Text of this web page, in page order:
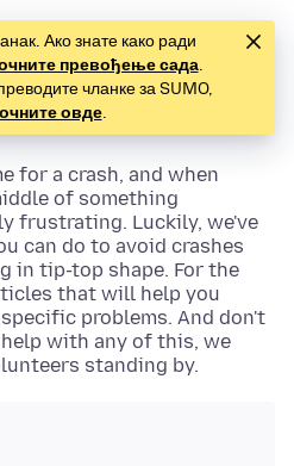
Ако знате како ради
превођење сада.
чланке за SUMO,
овде.
for a crash, and when
of something
frustrating. Luckily, we've
can do to avoid crashes
in tip-top shape. For the
that will help you
problems. And don't
with any of this, we
standing by.